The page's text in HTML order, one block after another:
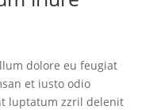
dolore eu feugiat
et iusto odio
luptatum zzril delenit